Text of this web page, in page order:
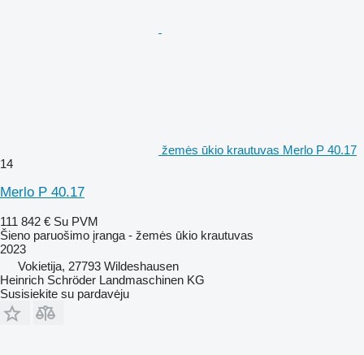
žemės ūkio krautuvas Merlo P 40.17
14
Merlo P 40.17
111 842 € Su PVM
Šieno paruošimo įranga - žemės ūkio krautuvas
2023
Vokietija, 27793 Wildeshausen
Heinrich Schröder Landmaschinen KG
Susisiekite su pardavėju